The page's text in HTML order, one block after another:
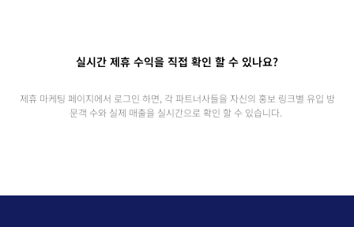
실시간 제휴 수익을 직접 확인 할 수 있나요?
제휴 마케팅 페이지에서 로그인 하면, 각 파트너사들을 자신의 홍보 링크별 유입 방
문객 수와 실제 매출을 실시간으로 확인 할 수 있습니다.